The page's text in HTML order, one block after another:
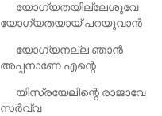
യോഗ്യതയില്ലേശുവേ
യോഗ്യതയായ് പറയുവാൻ
യോഗ്യനല്ല ഞാൻ
അപ്പനാണേ എന്റെ
യിസ്രയേലിന്റെ രാജാവേ
സർവ്വ